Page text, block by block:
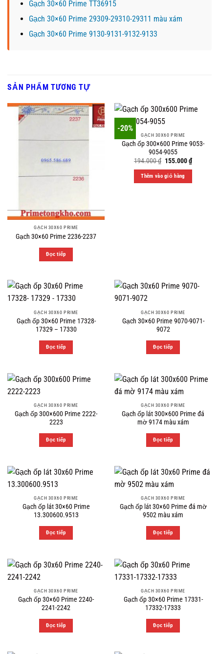
Gạch 30×60 Prime TT36915
Gạch 30×60 Prime 29309-29310-29311 màu xám
Gạch 30×60 Prime 9130-9131-9132-9133
SẢN PHẨM TƯƠNG TỰ
GẠCH 30X60 PRIME
Gạch 30×60 Prime 2236-2237
Đọc tiếp
-20%
GẠCH 30X60 PRIME
Gạch ốp 300×600 Prime 9053-
9054-9055
194.000₫ Original
was:
194.000 ₫.
155.000₫Current
price
Thêm vào giỏ hàng
GẠCH 30X60 PRIME
Gạch ốp 30×60 Prime 17328-
17329 – 17330
Đọc tiếp
GẠCH 30X60 PRIME
Gạch 30×60 Prime 9070-9071-
9072
Đọc tiếp
GẠCH 30X60 PRIME
Gạch ốp 300×600 Prime 2222-
2223
Đọc tiếp
GẠCH 30X60 PRIME
Gạch ốp lát 300×600 Prime đá
mờ 9174 màu xám
Đọc tiếp
GẠCH 30X60 PRIME
Gạch ốp lát 30×60 Prime
13.300600.9513
Đọc tiếp
GẠCH 30X60 PRIME
Gạch ốp lát 30×60 Prime đá mờ
9502 màu xám
Đọc tiếp
GẠCH 30X60 PRIME
Gạch ốp 30×60 Prime 2240-
2241-2242
Đọc tiếp
GẠCH 30X60 PRIME
Gạch ốp 30×60 Prime 17331-
17332-17333
Đọc tiếp